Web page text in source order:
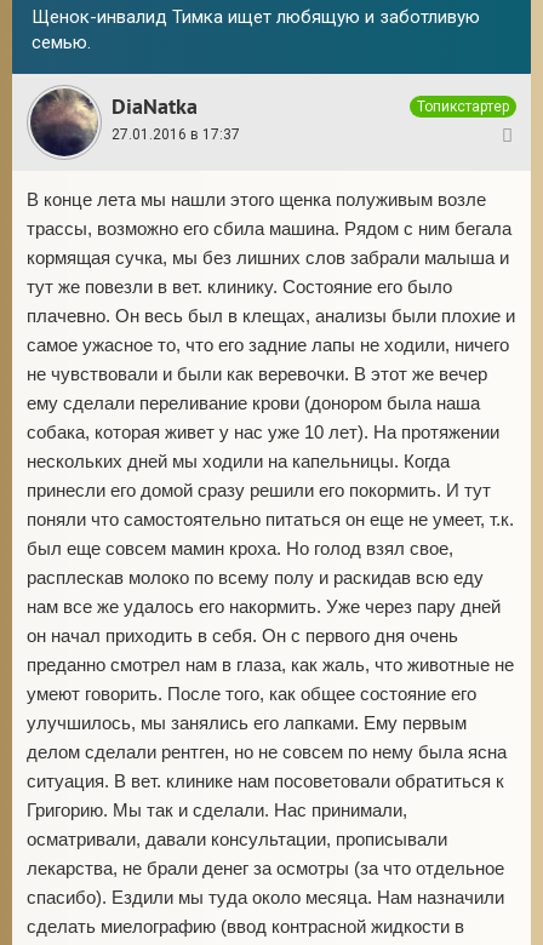
Щенок-инвалид Тимка ищет любящую и заботливую
семью.
DiaNatka
Топикстартер
27.01.2016 в 17:37
В конце лета мы нашли этого щенка полуживым возле
трассы, возможно его сбила машина. Рядом с ним бегала
кормящая сучка, мы без лишних слов забрали малыша и
тут же повезли в вет. клинику. Состояние его было
плачевно. Он весь был в клещах, анализы были плохие и
самое ужасное то, что его задние лапы не ходили, ничего
не чувствовали и были как веревочки. В этот же вечер
ему сделали переливание крови (донором была наша
собака, которая живет у нас уже 10 лет). На протяжении
нескольких дней мы ходили на капельницы. Когда
принесли его домой сразу решили его покормить. И тут
поняли что самостоятельно питаться он еще не умеет, т.к.
был еще совсем мамин кроха. Но голод взял свое,
расплескав молоко по всему полу и раскидав всю еду
нам все же удалось его накормить. Уже через пару дней
он начал приходить в себя. Он с первого дня очень
преданно смотрел нам в глаза, как жаль, что животные не
умеют говорить. После того, как общее состояние его
улучшилось, мы занялись его лапками. Ему первым
делом сделали рентген, но не совсем по нему была ясна
ситуация. В вет. клинике нам посоветовали обратиться к
Григорию. Мы так и сделали. Нас принимали,
осматривали, давали консультации, прописывали
лекарства, не брали денег за осмотры (за что отдельное
спасибо). Ездили мы туда около месяца. Нам назначили
сделать миелографию (ввод контрасной жидкости в